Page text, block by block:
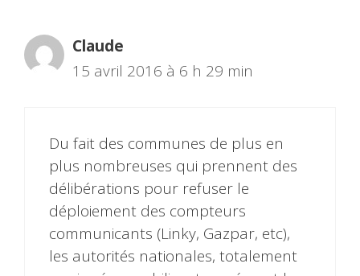
Claude
15 avril 2016 à 6 h 29 min
Du fait des communes de plus en
plus nombreuses qui prennent des
délibérations pour refuser le
déploiement des compteurs
communicants (Linky, Gazpar, etc),
les autorités nationales, totalement